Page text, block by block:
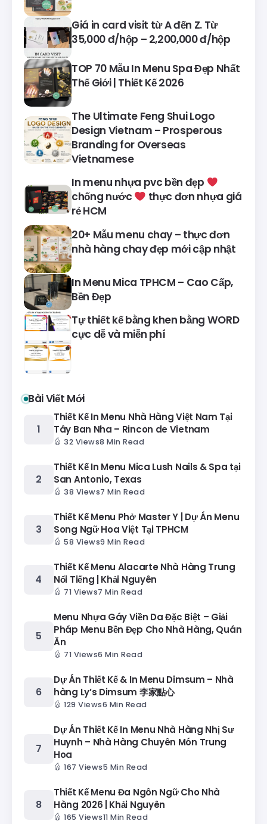
Giá in card visit từ A đến Z. Từ
35,000 đ/hộp – 2,200,000 đ/hộp
TOP 70 Mẫu In Menu Spa Đẹp Nhất
Thế Giới | Thiết Kế 2026
The Ultimate Feng Shui Logo
Design Vietnam – Prosperous
Branding for Overseas
Vietnamese
In menu nhựa pvc bền đẹp
chống nước
thực đơn nhựa giá
rẻ HCM
20+ Mẫu menu chay – thực đơn
nhà hàng chay đẹp mới cập nhật
In Menu Mica TPHCM – Cao Cấp,
Bền Đẹp
Tự thiết kế bằng khen bằng WORD
cực dễ và miễn phí
Bài Viết Mới
Thiết Kế In Menu Nhà Hàng Việt Nam Tại
Tây Ban Nha – Rincon de Vietnam
32 Views8 Min Read
Thiết Kế In Menu Mica Lush Nails & Spa tại
San Antonio, Texas
38 Views7 Min Read
Thiết Kế Menu Phở Master Y | Dự Án Menu
Song Ngữ Hoa Việt Tại TPHCM
58 Views9 Min Read
Thiết Kế Menu Alacarte Nhà Hàng Trung
Nổi Tiếng | Khải Nguyên
71 Views7 Min Read
Menu Nhựa Gáy Viền Da Đặc Biệt – Giải
Pháp Menu Bền Đẹp Cho Nhà Hàng, Quán
Ăn
71 Views6 Min Read
Dự Án Thiết Kế & In Menu Dimsum – Nhà
hàng Ly’s Dimsum 李家點心
129 Views6 Min Read
Dự Án Thiết Kế In Menu Nhà Hàng Nhị Sư
Huynh – Nhà Hàng Chuyên Món Trung
Hoa
167 Views5 Min Read
Thiết Kế Menu Đa Ngôn Ngữ Cho Nhà
Hàng 2026 | Khải Nguyên
165 Views11 Min Read